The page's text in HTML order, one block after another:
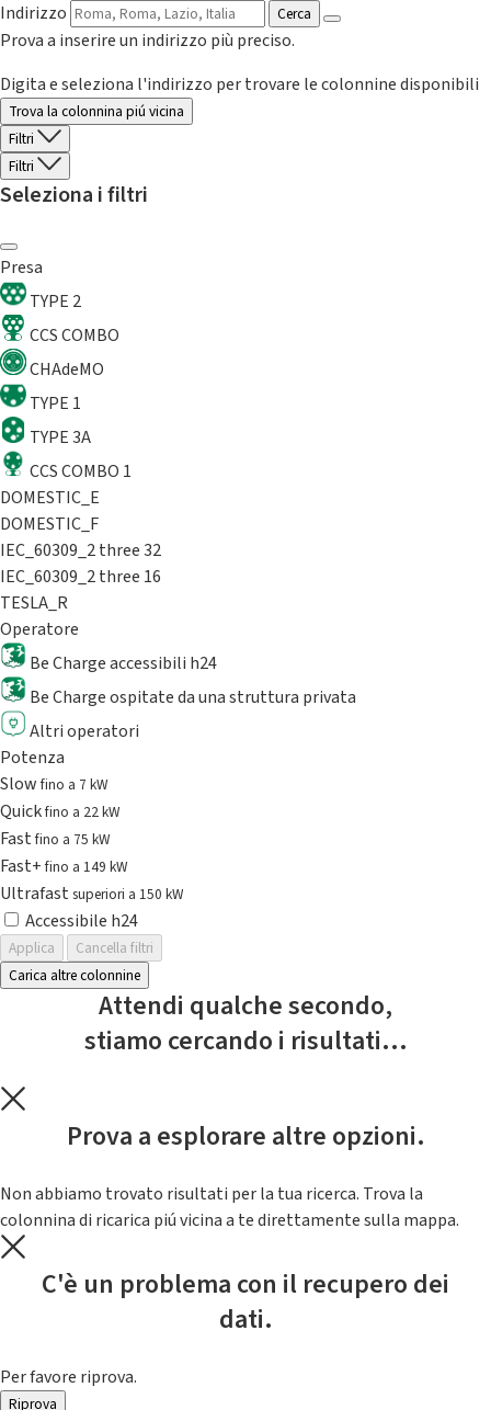
Indirizzo
Cerca
Prova a inserire un indirizzo più preciso.
Digita e seleziona l'indirizzo per trovare le colonnine disponibili
Trova la colonnina piú vicina
Filtri
Filtri
Seleziona i filtri
Presa
TYPE 2
CCS COMBO
CHAdeMO
TYPE 1
TYPE 3A
CCS COMBO 1
DOMESTIC_E
DOMESTIC_F
IEC_60309_2 three 32
IEC_60309_2 three 16
TESLA_R
Operatore
Be Charge accessibili h24
Be Charge ospitate da una struttura privata
Altri operatori
Potenza
Slowfino a 7 kW
Quickfino a 22 kW
Fastfino a 75 kW
Fast+fino a 149 kW
Ultrafast superiori a 150 kW
Accessibile h24
Applica
Cancella filtri
Carica altre colonnine
Attendi qualche secondo,
stiamo cercando i risultati...
Prova a esplorare altre opzioni.
Non abbiamo trovato risultati per la tua ricerca. Trova la
colonnina di ricarica piú vicina a te direttamente sulla mappa.
C'è un problema con il recupero dei
dati.
Per favore riprova.
Riprova